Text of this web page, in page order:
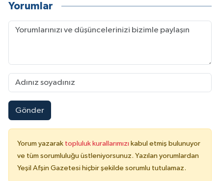
Yorumlar
Gönder
Yorum yazarak topluluk kurallarımızı kabul etmiş bulunuyor
ve tüm sorumluluğu üstleniyorsunuz. Yazılan yorumlardan
Yeşil Afşin Gazetesi hiçbir şekilde sorumlu tutulamaz.